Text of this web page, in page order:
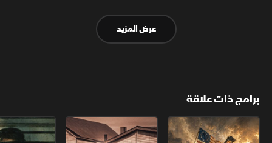
عرض المزيد
برامج ذات علاقة
الثورة الأميركية الكاميكاز.. تاريخ مجهول عودة الدجال